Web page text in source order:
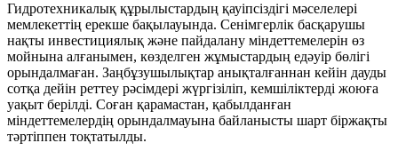
Гидротехникалық құрылыстардың қауіпсіздігі мәселелері
мемлекеттің ерекше бақылауында. Сенімгерлік басқарушы
нақты инвестициялық және пайдалану міндеттемелерін өз
мойнына алғанымен, көзделген жұмыстардың едәуір бөлігі
орындалмаған. Заңбұзушылықтар анықталғаннан кейін дауды
сотқа дейін реттеу рәсімдері жүргізіліп, кемшіліктерді жоюға
уақыт берілді. Соған қарамастан, қабылданған
міндеттемелердің орындалмауына байланысты шарт біржақты
тәртіппен тоқтатылды.